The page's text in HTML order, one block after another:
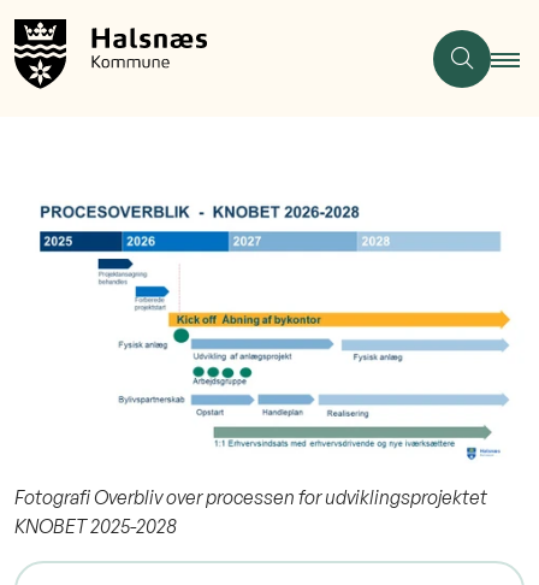
Fotografi Overbliv over processen for udviklingsprojektet
KNOBET 2025-2028